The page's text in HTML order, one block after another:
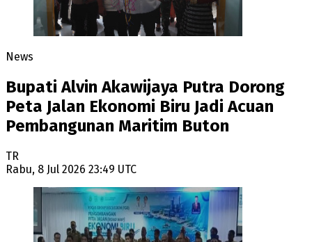
News
Bupati Alvin Akawijaya Putra Dorong
Peta Jalan Ekonomi Biru Jadi Acuan
Pembangunan Maritim Buton
TR
Rabu, 8 Jul 2026 23:49 UTC